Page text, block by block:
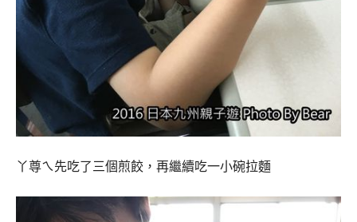
丫尊ㄟ先吃了三個煎餃，再繼續吃一小碗拉麵